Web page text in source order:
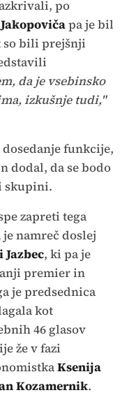
po
pa je bil
so bili prejšnji
da je vsebinsko
izkušnje tudi,"
funkcije,
dodal, da se bodo
skupini.
zapreti tega
namreč doslej
Jazbec, ki pa je
premier in
je predsednica
kot
46 glasov
že v fazi
Ksenija
Kozamernik.